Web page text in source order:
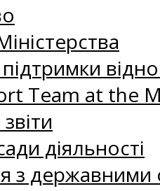
Team at the
діяльності
з